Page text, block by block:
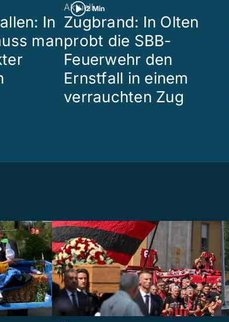
In
man
2 Min
Aktuell
Zugbrand: In Olten
probt die SBB-
Feuerwehr den
Ernstfall in einem
verrauchten Zug